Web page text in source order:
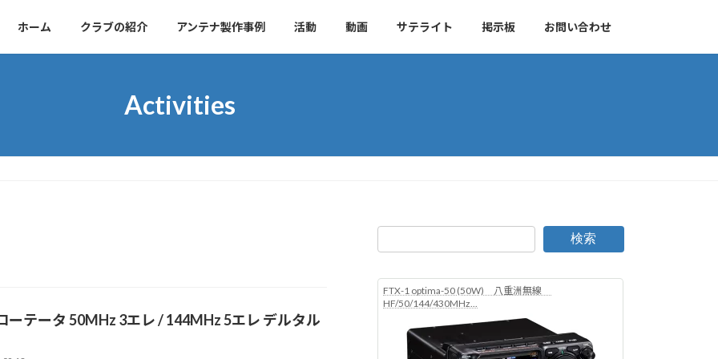
ホーム クラブの紹介 アンテナ製作事例 活動 動画 サテライト 掲示板 お問い合わせ
Activities
ーテータ 50MHz 3エレ / 144MHz 5エレ デルタル
検索
FTX-1 optima-50 (50W) 八重洲無線
HF/50/144/430MHz...